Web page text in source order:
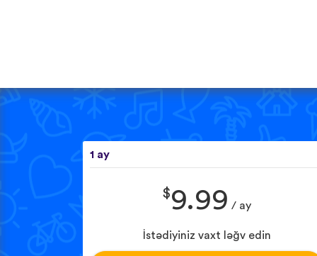
1 ay
$9.99 / ay
İstədiyiniz vaxt ləğv edin